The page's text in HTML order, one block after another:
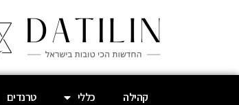
קהילה כללי טרנדים